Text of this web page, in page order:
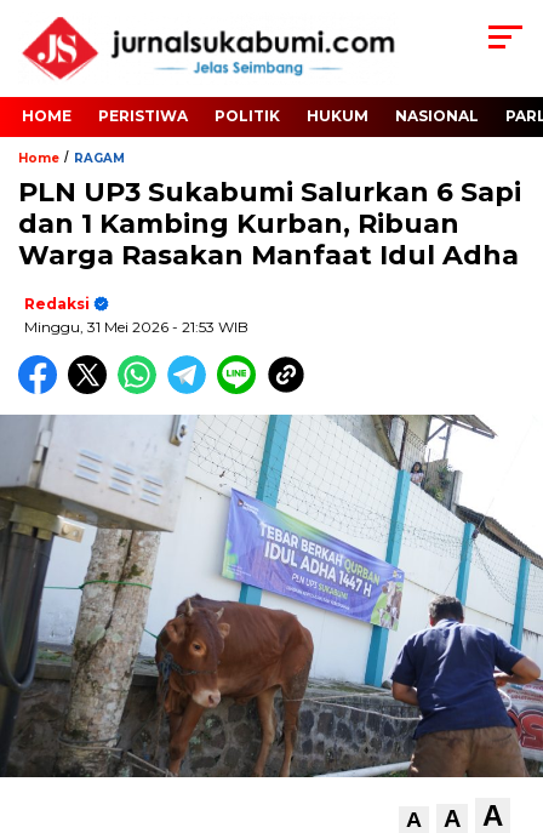
HOME PERISTIWA POLITIK HUKUM NASIONAL
Home / RAGAM
PLN UP3 Sukabumi Salurkan 6 Sapi
dan 1 Kambing Kurban, Ribuan
Warga Rasakan Manfaat Idul Adha
Redaksi
Minggu, 31 Mei 2026 - 21:53 WIB
A A A